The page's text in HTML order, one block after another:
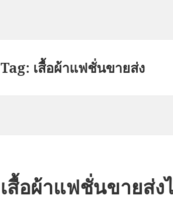
Tag: เสื้อผ้าแฟชั่นขายส่ง
เสื้อผ้าแฟชั่นขายส่ง